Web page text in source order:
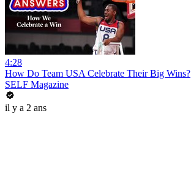
4:28
How Do Team USA Celebrate Their Big Wins?
SELF Magazine
il y a 2 ans